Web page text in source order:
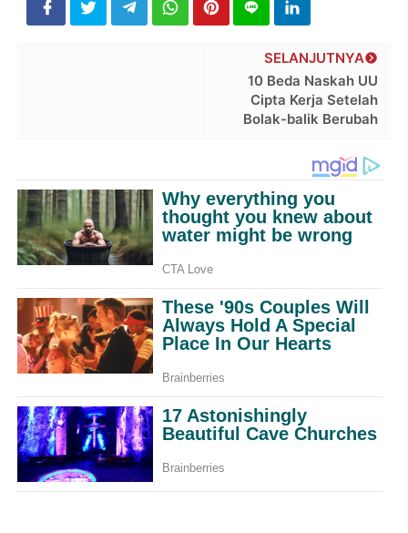
SELANJUTNYA
10 Beda Naskah UU
Cipta Kerja Setelah
Bolak-balik Berubah